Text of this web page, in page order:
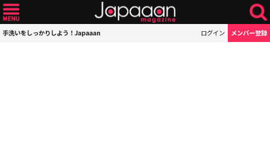
手洗いをしっかりしよう！Japaaan ログイン メンバー登録